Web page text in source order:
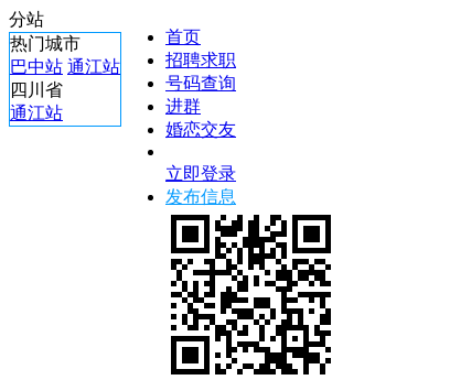
分站
热门城市
巴中站 通江站
四川省
通江站
首页
招聘求职
号码查询
进群
婚恋交友
立即登录
发布信息